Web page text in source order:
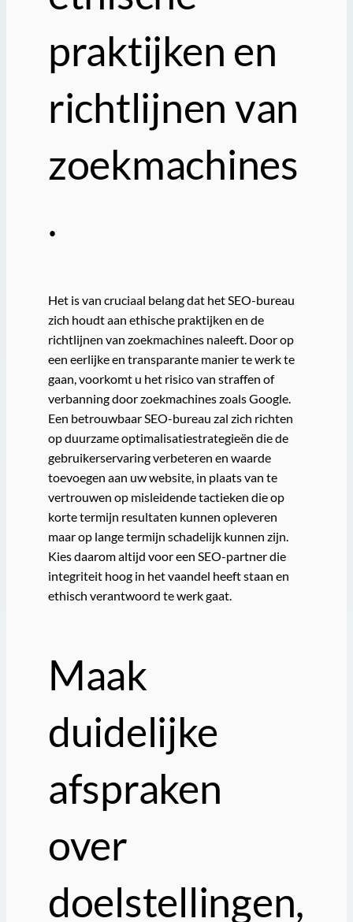
praktijken en
richtlijnen van
zoekmachines
.
Het is van cruciaal belang dat het SEO-bureau
zich houdt aan ethische praktijken en de
richtlijnen van zoekmachines naleeft. Door op
een eerlijke en transparante manier te werk te
gaan, voorkomt u het risico van straffen of
verbanning door zoekmachines zoals Google.
Een betrouwbaar SEO-bureau zal zich richten
op duurzame optimalisatiestrategieën die de
gebruikerservaring verbeteren en waarde
toevoegen aan uw website, in plaats van te
vertrouwen op misleidende tactieken die op
korte termijn resultaten kunnen opleveren
maar op lange termijn schadelijk kunnen zijn.
Kies daarom altijd voor een SEO-partner die
integriteit hoog in het vaandel heeft staan en
ethisch verantwoord te werk gaat.
Maak
duidelijke
afspraken
over
doelstellingen,